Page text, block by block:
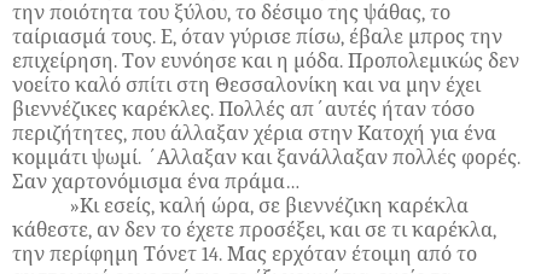
την ποιότητα του ξύλου, το δέσιμο της ψάθας, το
ταίριασμά τους. Ε, όταν γύρισε πίσω, έβαλε μπρος την
επιχείρηση. Τον ευνόησε και η μόδα. Προπολεμικώς δεν
νοείτο καλό σπίτι στη Θεσσαλονίκη και να μην έχει
βιεννέζικες καρέκλες. Πολλές απ΄αυτές ήταν τόσο
περιζήτητες, που άλλαξαν χέρια στην Κατοχή για ένα
κομμάτι ψωμί. ΄Αλλαξαν και ξανάλλαξαν πολλές φορές.
Σαν χαρτονόμισμα ένα πράμα…
»Κι εσείς, καλή ώρα, σε βιεννέζικη καρέκλα
κάθεστε, αν δεν το έχετε προσέξει, και σε τι καρέκλα,
την περίφημη Τόνετ 14. Μας ερχόταν έτοιμη από το